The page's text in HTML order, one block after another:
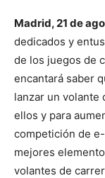
Madrid, 21 de
dedicados y
de los juegos de
encantará saber
lanzar un volante
ellos y para
competición de
mejores
volantes de